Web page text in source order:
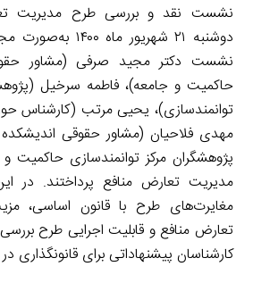
نشست نقد و بررسی طرح مدیریت
دوشنبه ۲۱ شهریور
نشست دکتر مجید صرفی (مشاور
حاکمیت و جامعه)، فاطمه سرخیل
توانمندسازی)، یحیی مرتب (کارشناس
مهدی فلاحیان (مشاور حقوقی
پژوهشگران مرکز توانمندسازی حاکمیت
مدیریت تعارض منافع پرداختند.
مغایرت‌های طرح با قانون اساسی،
تعارض منافع و قابلیت اجرایی طرح
کارشناسان پیشنهاداتی برای قانونگذاری در